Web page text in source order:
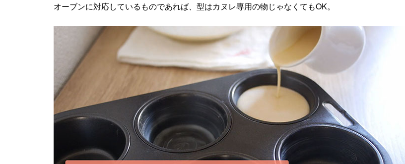
オーブンに対応しているものであれば、型はカヌレ専用の物じゃなくてもOK。